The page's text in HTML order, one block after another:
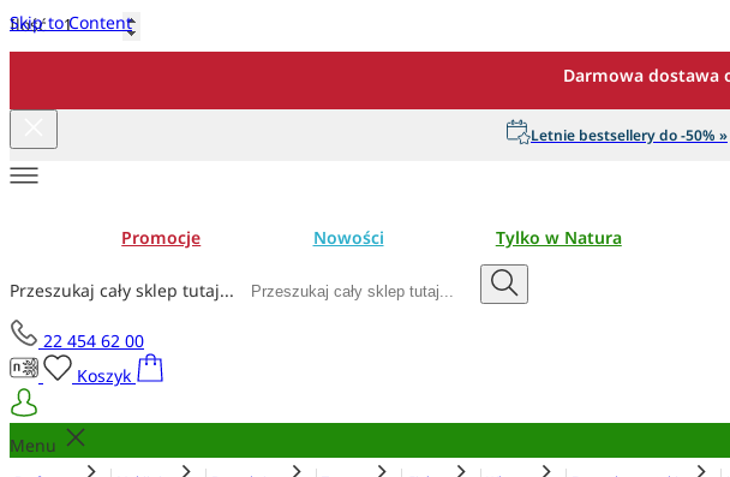
Skip to Content
Darmowa dostawa
Letnie bestsellery do -50% »
Promocje Nowości Tylko w Natura
Przeszukaj cały sklep tutaj...
22 454 62 00
Koszyk
Menu
Ilość